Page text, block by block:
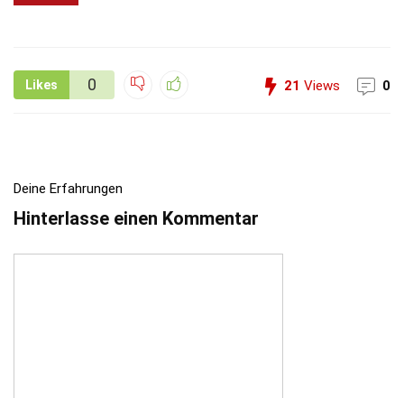
21 Views 0
Likes 0
Deine Erfahrungen
Hinterlasse einen Kommentar